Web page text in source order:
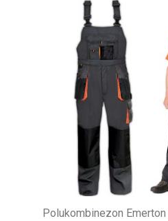
Polukombinezon Emerton